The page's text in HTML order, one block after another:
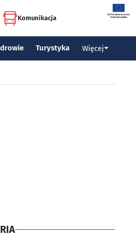
Komunikacja
Turystyka Więcej